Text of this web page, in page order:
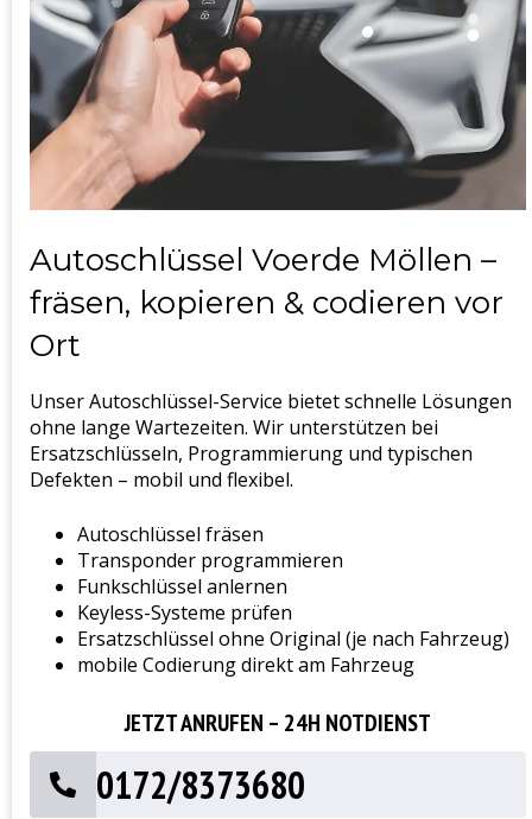
Autoschlüssel Voerde Möllen –
fräsen, kopieren & codieren vor
Ort
Unser Autoschlüssel-Service bietet schnelle Lösungen
ohne lange Wartezeiten. Wir unterstützen bei
Ersatzschlüsseln, Programmierung und typischen
Defekten – mobil und flexibel.
Autoschlüssel fräsen
Transponder programmieren
Funkschlüssel anlernen
Keyless-Systeme prüfen
Ersatzschlüssel ohne Original (je nach Fahrzeug)
mobile Codierung direkt am Fahrzeug
JETZT ANRUFEN – 24H NOTDIENST
0172/8373680